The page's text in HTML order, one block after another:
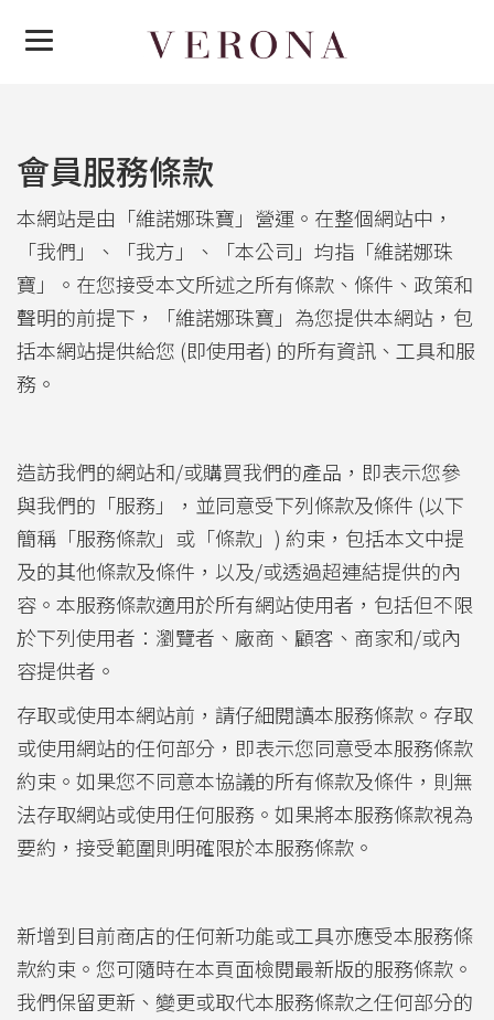
會員服務條款
本網站是由「維諾娜珠寶」營運。在整個網站中，
「我們」、「我方」、「本公司」均指「維諾娜珠
寶」。在您接受本文所述之所有條款、條件、政策和
聲明的前提下，「維諾娜珠寶」為您提供本網站，包
括本網站提供給您 (即使用者) 的所有資訊、工具和服
務。
造訪我們的網站和/或購買我們的產品，即表示您參
與我們的「服務」，並同意受下列條款及條件 (以下
簡稱「服務條款」或「條款」) 約束，包括本文中提
及的其他條款及條件，以及/或透過超連結提供的內
容。本服務條款適用於所有網站使用者，包括但不限
於下列使用者：瀏覽者、廠商、顧客、商家和/或內
容提供者。
存取或使用本網站前，請仔細閱讀本服務條款。存取
或使用網站的任何部分，即表示您同意受本服務條款
約束。如果您不同意本協議的所有條款及條件，則無
法存取網站或使用任何服務。如果將本服務條款視為
要約，接受範圍則明確限於本服務條款。
新增到目前商店的任何新功能或工具亦應受本服務條
款約束。您可隨時在本頁面檢閱最新版的服務條款。
我們保留更新、變更或取代本服務條款之任何部分的